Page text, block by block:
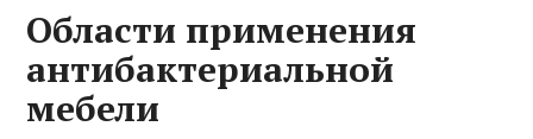
Области применения
антибактериальной
мебели